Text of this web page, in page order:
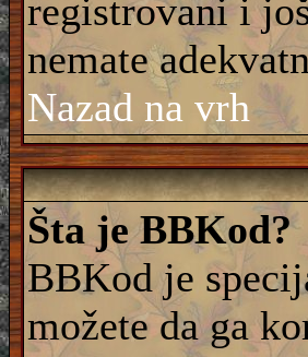
registrovani i
nemate
Nazad na vrh
Šta je BBKod?
BBKod je
možete da ga